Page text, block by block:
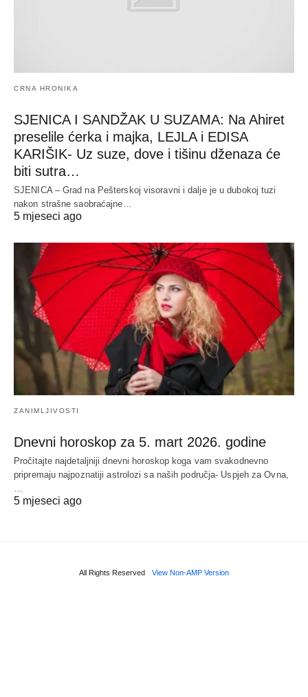
CRNA HRONIKA
SJENICA I SANDŽAK U SUZAMA: Na Ahiret
preselile ćerka i majka, LEJLA i EDISA
KARIŠIK- Uz suze, dove i tišinu dženaza će
biti sutra…
SJENICA – Grad na Pešterskoj visoravni i dalje je u dubokoj tuzi
nakon strašne saobraćajne…
5 mjeseci ago
ZANIMLJIVOSTI
Dnevni horoskop za 5. mart 2026. godine
Pročitajte najdetaljniji dnevni horoskop koga vam svakodnevno
pripremaju najpoznatiji astrolozi sa naših područja- Uspjeh za Ovna,
…
5 mjeseci ago
All Rights Reserved View Non-AMP Version